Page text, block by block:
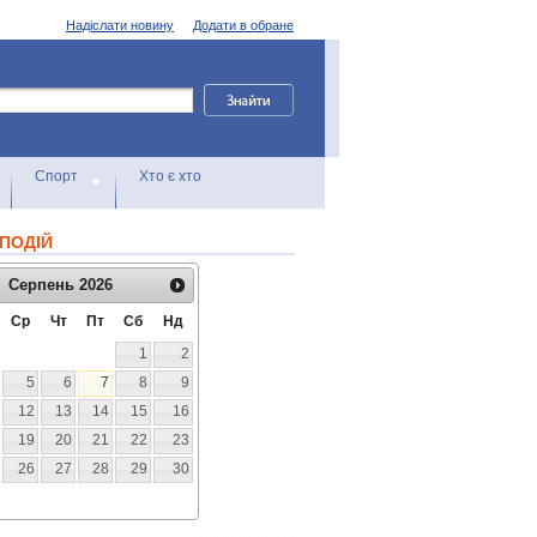
Додати в обране
Надіслати новину
Спорт Хто є хто
Серпень 2026
Ср Чт Пт Сб
Нд
1
2
5 6 7 8
9
12 13 14 15
16
19 20 21 22
23
26 27 28 29
30